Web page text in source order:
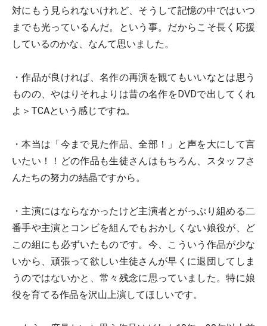
対にもう見られないけれど、そうして記憶の中ではいつ
までも光っているんだ。という事。だからこそ長く応援
しているのかな、なんて思いました。
・作品が良ければ、名作の再演を観てもいいなとは思う
ものの、やはりそれよりは昔の名作をDVDで出してくれ
よ＞TCAという感じですね。
・本当は「今まで見た作品、全部！」と声を大にして言
いたい！！どの作品も生徒さんはもちろん、スタッフさ
んたちの努力の結晶ですから。
・主演にはならなかったけど主演者とがっぷり組める二
番手や主演とコンビを組んでもおかしくない娘役が、ど
この組にも必ずいたものです。今、こういう作品が少な
いから、頑張って欲しい生徒さんが早くに退団してしま
うのではないかと、常々残念に思っていました。特に娘
役を育てる作品を沢山上演してほしいです。